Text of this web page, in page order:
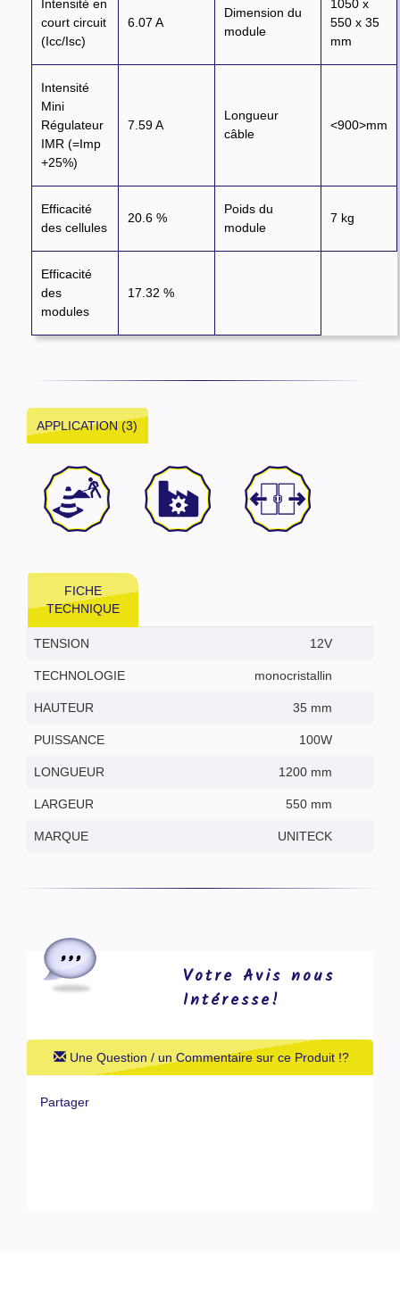
Intensité en
court circuit
(Icc/Isc)
6.07 A
Dimension du
module
1050 x
550 x 35
mm
Intensité
Mini
Régulateur
IMR (=Imp
+25%)
7.59 A
Longueur
câble
<900>mm
Efficacité
des cellules
20.6 %
Poids du
module
7 kg
Efficacité
des
modules
17.32 %
APPLICATION (3)
FICHE
TECHNIQUE
TENSION 12V
TECHNOLOGIE monocristallin
HAUTEUR 35 mm
PUISSANCE 100W
LONGUEUR 1200 mm
LARGEUR 550 mm
MARQUE UNITECK
Votre Avis nous
Intéresse!
Une Question / un Commentaire sur ce Produit !?
Partager